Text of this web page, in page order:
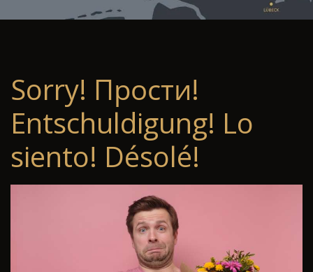
Sorry! Прости!
Entschuldigung! Lo
siento! Désolé!